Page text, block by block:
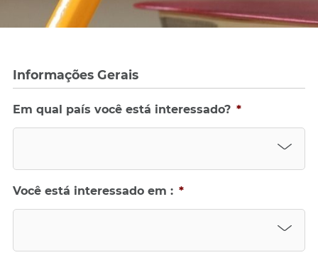
Informações Gerais
Em qual país você está interessado? *
Você está interessado em : *